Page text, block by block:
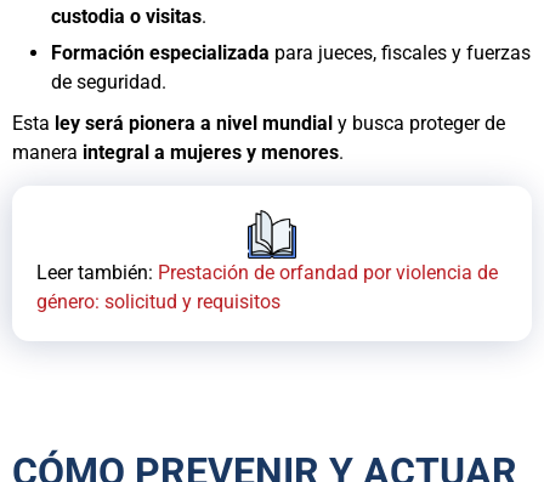
custodia o visitas.
Formación especializada para jueces, fiscales y fuerzas
de seguridad.
Esta ley será pionera a nivel mundial y busca proteger de
manera integral a mujeres y menores.
Leer también: Prestación de orfandad por violencia de
género: solicitud y requisitos
CÓMO PREVENIR Y ACTUAR